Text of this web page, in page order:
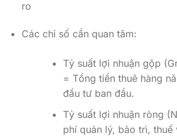
ro
Các chỉ số cần quan tâm:
Tỷ suất lợi nhuận gộp
= Tổng tiền thuê hàng
đầu tư ban đầu.
Tỷ suất lợi nhuận ròng
phí quản lý, bảo trì, thuế